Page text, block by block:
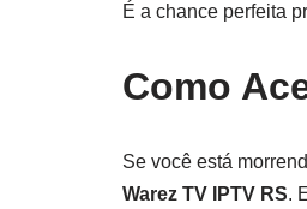
É a chance perfeita
Como
Se você está
Warez TV IPTV RS.